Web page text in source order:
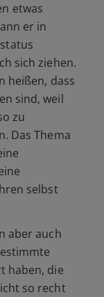
etwas
er in
sich ziehen.
heißen, dass
sind, weil
zu
Das Thema
selbst
aber auch
haben, die
so recht